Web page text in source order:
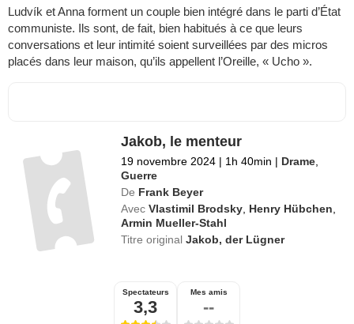
Ludvík et Anna forment un couple bien intégré dans le parti d’État
communiste. Ils sont, de fait, bien habitués à ce que leurs
conversations et leur intimité soient surveillées par des micros
placés dans leur maison, qu’ils appellent l’Oreille, « Ucho ».
Jakob, le menteur
19 novembre 2024 | 1h 40min | Drame,
Guerre
De Frank Beyer
Avec Vlastimil Brodsky, Henry Hübchen,
Armin Mueller-Stahl
Titre originalJakob, der Lügner
Spectateurs
3,3
Mes amis
--